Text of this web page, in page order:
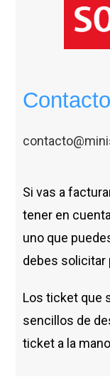
Contacto
Si vas a
tener en
uno que
debes solicitar
Los ticket que
sencillos de
ticket a la